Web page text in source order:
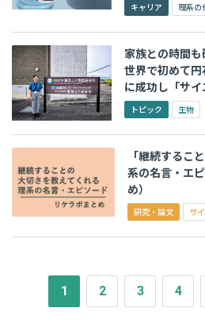
キャリア 理系の
家族との時間も
世界で初めて
に成功し「サ
で（高知大学
子先生）
トピック 生物
「継続するこ
系の名言・エ
め）
研究・論文 サ
1 2 3 4